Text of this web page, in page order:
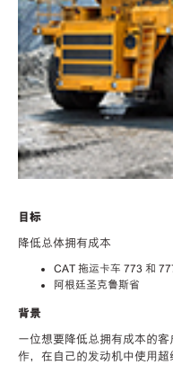
目标
降低总体拥有成本
CAT 拖运卡车 773 和
阿根廷圣克鲁斯省
背景
一位想要降低总拥有成本的
作，在自己的发动机中使用超